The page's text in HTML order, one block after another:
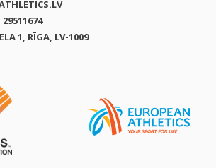
29511674
1, RĪGA, LV-1009